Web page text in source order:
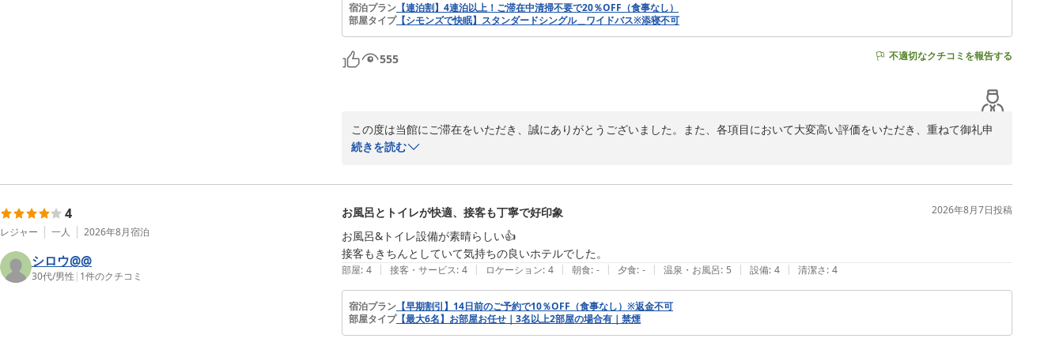
宿泊プラン 【連泊割】4連泊以上！ご滞在中清掃不要で20％OFF（食事なし）
部屋タイプ【シモンズで快眠】スタンダードシングル＿ワイドバス※添寝不可
555 不適切なクチコミを報告する
この度は当館にご滞在をいただき、誠にありがとうございました。また、各項目において大変高い評価をいただき、重ねて御礼申
し上げます。
まずはご滞在初日に、清掃に関する手違いによりご不安な思いをさせてしまいましたことを心よりお詫び申し上げます。私共の説
するとともに、より一層丁寧な客室管理に努めなければと身が引き締まる思いでございます。
当館こだわりのセパレートタイプのバス・トイレや広々とした洗面台、館内・周辺の利便性が、長期のご滞在を支える一助となり
ましたようで何よりでございます。季節の風物詩である川沿いの桜の通り抜けも、お散歩がてらお楽しみいただけたご様子が伺
お部屋の向きによる朝の周辺の物音や、中心地へのアクセスに関する客観的で分かりやすい情報もお寄せいただきありがとうござ
います。お出かけには公共交通機関をご活用いただきつつ、夜は繁華街から離れた静かな環境でしっかりとお体を休められたので
続きを読む
4
レジャー 一人 2026年8月宿泊
シロウ@@
30代/男性 | 1件のクチコミ
お風呂とトイレが快適、接客も丁寧で好印象 2026年8月7日投稿
お風呂&トイレ設備が素晴らしい👍
接客もきちんとしていて気持ちの良いホテルでした。
部屋: 4 | 接客・サービス: 4 | ロケーション: 4 | 朝食: - | 夕食: - | 温泉・お風呂: 5 | 設備: 4 | 清潔さ: 4
宿泊プラン 【早期割引】14日前のご予約で10％OFF（食事なし）※返金不可
部屋タイプ【最大6名】お部屋お任せ｜3名以上2部屋の場合有｜禁煙